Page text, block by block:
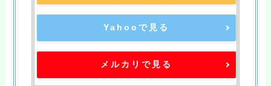
Yahooで見る
メルカリで見る